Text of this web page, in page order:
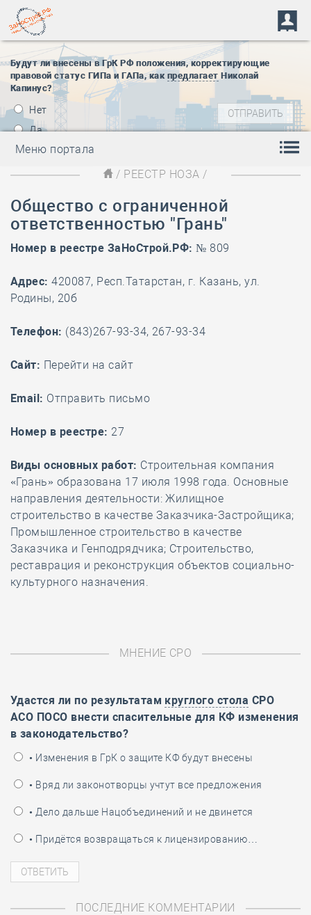
Будут ли внесены в ГрК РФ положения, корректирующие
правовой статус ГИПа и ГАПа, как предлагает Николай
Капинус?
Нет
Да
Меню портала
/ РЕЕСТР НОЗА /
Общество с ограниченной
ответственностью "Грань"
Номер в реестре ЗаНоСтрой.РФ: № 809
Адрес: 420087, Респ.Татарстан, г. Казань, ул.
Родины, 20б
Телефон: (843)267-93-34, 267-93-34
Cайт: Перейти на сайт
Email: Отправить письмо
Номер в реестре: 27
Виды основных работ: Строительная компания
«Грань» образована 17 июля 1998 года. Основные
направления деятельности: Жилищное
строительство в качестве Заказчика-Застройщика;
Промышленное строительство в качестве
Заказчика и Генподрядчика; Строительство,
реставрация и реконструкция объектов социально-
культурного назначения.
МНЕНИЕ СРО
Удастся ли по результатам круглого стола СРО
АСО ПОСО внести спасительные для КФ изменения
в законодательство?
• Изменения в ГрК о защите КФ будут внесены
• Вряд ли законотворцы учтут все предложения
• Дело дальше Нацобъединений и не двинется
• Придётся возвращаться к лицензированию…
ПОСЛЕДНИЕ КОММЕНТАРИИ